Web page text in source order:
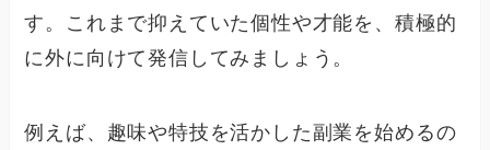
す。これまで抑えていた個性や才能を、積極的
に外に向けて発信してみましょう。
例えば、趣味や特技を活かした副業を始めるの